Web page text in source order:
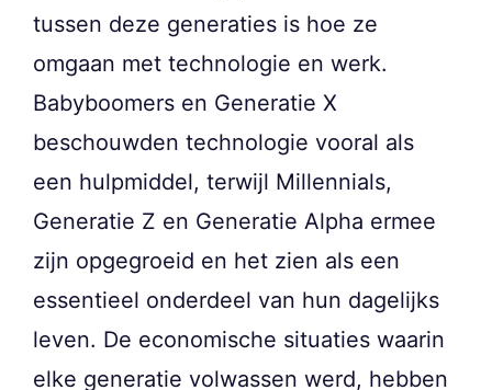
tussen deze generaties is hoe ze
omgaan met technologie en werk.
Babyboomers en Generatie X
beschouwden technologie vooral als
een hulpmiddel, terwijl Millennials,
Generatie Z en Generatie Alpha ermee
zijn opgegroeid en het zien als een
essentieel onderdeel van hun dagelijks
leven. De economische situaties waarin
elke generatie volwassen werd, hebben